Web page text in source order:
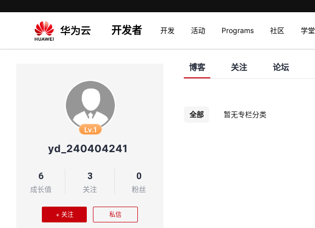
开发者 开发 活动 Programs 社区 学堂
Lv.1
yd_240404241
6
成长值
3
关注
0
粉丝
+ 关注 私信
博客 关注 论坛
全部 暂无专栏分类